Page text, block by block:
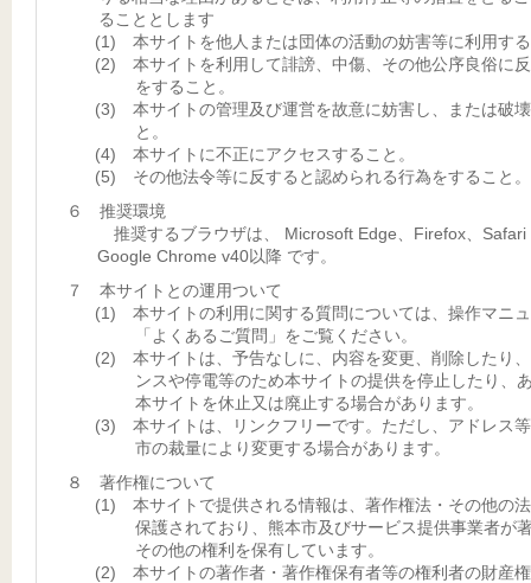
ることとします
(1) 本サイトを他人または団体の活動の妨害等に利用す
(2) 本サイトを利用して誹謗、中傷、その他公序良俗に
をすること。
(3) 本サイトの管理及び運営を故意に妨害し、または破
と。
(4) 本サイトに不正にアクセスすること。
(5) その他法令等に反すると認められる行為をすること。
６ 推奨環境
推奨するブラウザは、 Microsoft Edge、Firefox、Safari
Google Chrome v40以降 です。
７ 本サイトとの運用ついて
(1) 本サイトの利用に関する質問については、操作マニ
「よくあるご質問」をご覧ください。
(2) 本サイトは、予告なしに、内容を変更、削除したり
ンスや停電等のため本サイトの提供を停止したり、
本サイトを休止又は廃止する場合があります。
(3) 本サイトは、リンクフリーです。ただし、アドレス
市の裁量により変更する場合があります。
８ 著作権について
(1) 本サイトで提供される情報は、著作権法・その他の
保護されており、熊本市及びサービス提供事業者が
その他の権利を保有しています。
(2) 本サイトの著作者・著作権保有者等の権利者の財産